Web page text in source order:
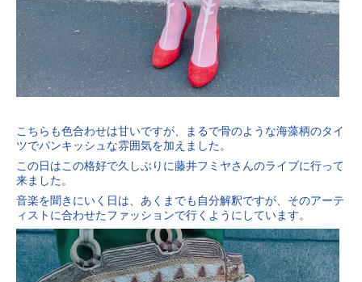
こちらも色合わせは甘いですが、まるで骨のような海藻柄のタイ
ツでパンキッシュな雰囲気を加えました。
この日はこの格好で久しぶりに藤井フミヤさんのライブに行って
来ました。
音楽を聞きにいく日は、あくまでも自分解釈ですが、そのアーテ
ィストに合わせたファッションで行くようにしています。